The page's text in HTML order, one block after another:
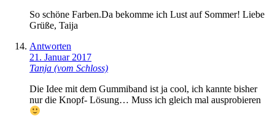
So schöne Farben.Da bekomme ich Lust auf Sommer! Liebe
Grüße, Taija
Antworten
21. Januar 2017
Tanja (vom Schloss)
Die Idee mit dem Gummiband ist ja cool, ich kannte bisher
nur die Knopf- Lösung… Muss ich gleich mal ausprobieren